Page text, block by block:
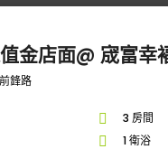
金店面@ 宬富幸
鋒路
3 房間
1 衛浴